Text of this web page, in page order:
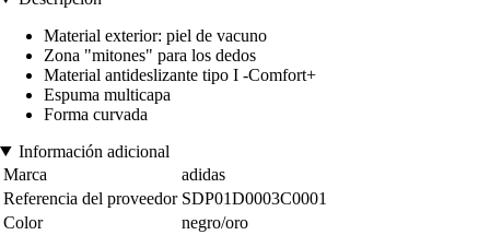
Material exterior: piel de vacuno
Zona "mitones" para los dedos
Material antideslizante tipo I -Comfort+
Espuma multicapa
Forma curvada
Información adicional
Marca
adidas
Referencia del proveedor SDP01D0003C0001
Color
negro/oro